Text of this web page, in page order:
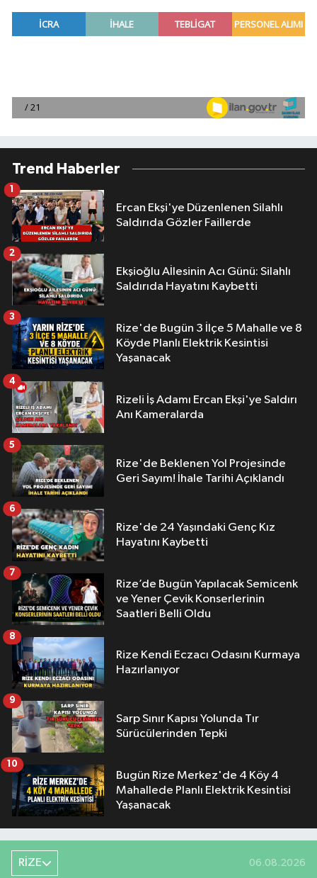
Trend Haberler
Ercan Ekşi'ye Düzenlenen Silahlı
Saldırıda Gözler Faillerde
1
Ekşioğlu Aİlesinin Acı Günü: Silahlı
Saldırıda Hayatını Kaybetti
2
Rize'de Bugün 3 İlçe 5 Mahalle ve 8
Köyde Planlı Elektrik Kesintisi
Yaşanacak
3
Rizeli İş Adamı Ercan Ekşi'ye Saldırı
Anı Kameralarda
4
Rize'de Beklenen Yol Projesinde
Geri Sayım! İhale Tarihi Açıklandı
5
Rize'de 24 Yaşındaki Genç Kız
Hayatını Kaybetti
6
Rize’de Bugün Yapılacak Semicenk
ve Yener Çevik Konserlerinin
Saatleri Belli Oldu
7
Rize Kendi Eczacı Odasını Kurmaya
Hazırlanıyor
8
Sarp Sınır Kapısı Yolunda Tır
Sürücülerinden Tepki
9
Bugün Rize Merkez'de 4 Köy 4
Mahallede Planlı Elektrik Kesintisi
Yaşanacak
10
RİZE 06.08.2026